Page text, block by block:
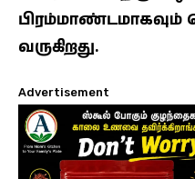
வருகிறது.
Advertisement